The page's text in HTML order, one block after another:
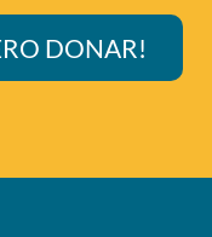
DONAR!